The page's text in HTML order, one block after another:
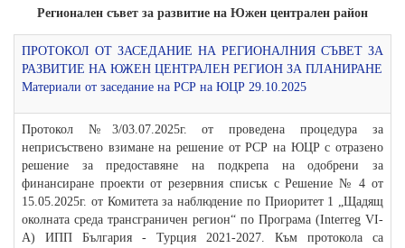
Регионален съвет за развитие на Южен централен район
ПРОТОКОЛ ОТ ЗАСЕДАНИЕ НА РЕГИОНАЛНИЯ СЪВЕТ ЗА
РАЗВИТИЕ НА ЮЖЕН ЦЕНТРАЛЕН РЕГИОН ЗА ПЛАНИРАНЕ
Материали от заседание на РСР на ЮЦР 29.10.2025
Протокол №3/03.07.2025г. от проведена процедура за
неприсъствено взимане на решение от РСР на ЮЦР с отразено
решение за предоставяне на подкрепа на одобрени за
финансиране проекти от резервния списък с Решение № 4 от
15.05.2025г. от Комитета за наблюдение по Приоритет 1 „Щадящ
околната среда трансграничен регион“ по Програма (Interreg VI-
A) ИПП България - Турция 2021-2027. Към протокола са